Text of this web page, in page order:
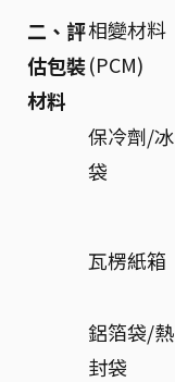
二、評
估包裝
材料
相變材料
(PCM)
保冷劑/冰
袋
瓦楞紙箱
鋁箔袋/熱
封袋